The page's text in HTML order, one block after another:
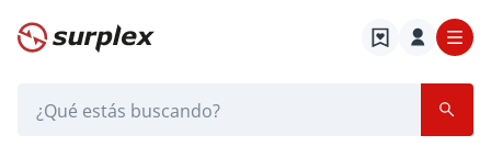
Página de inicio